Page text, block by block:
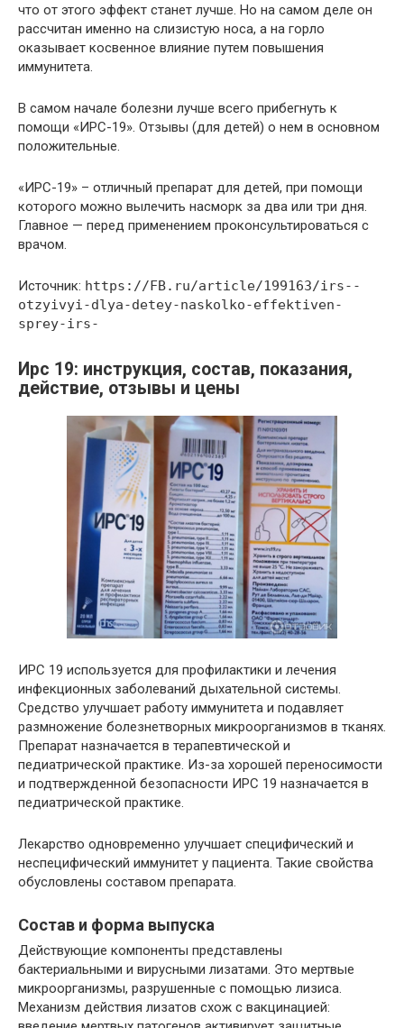
что от этого эффект станет лучше. Но на самом деле он
рассчитан именно на слизистую носа, а на горло
оказывает косвенное влияние путем повышения
иммунитета.
В самом начале болезни лучше всего прибегнуть к
помощи «ИРС-19». Отзывы (для детей) о нем в основном
положительные.
«ИРС-19» – отличный препарат для детей, при помощи
которого можно вылечить насморк за два или три дня.
Главное — перед применением проконсультироваться с
врачом.
Источник: https://FB.ru/article/199163/irs--
otzyivyi-dlya-detey-naskolko-effektiven-
sprey-irs-
Ирс 19: инструкция, состав, показания,
действие, отзывы и цены
ИРС 19 используется для профилактики и лечения
инфекционных заболеваний дыхательной системы.
Средство улучшает работу иммунитета и подавляет
размножение болезнетворных микроорганизмов в тканях.
Препарат назначается в терапевтической и
педиатрической практике. Из-за хорошей переносимости
и подтвержденной безопасности ИРС 19 назначается в
педиатрической практике.
Лекарство одновременно улучшает специфический и
неспецифический иммунитет у пациента. Такие свойства
обусловлены составом препарата.
Состав и форма выпуска
Действующие компоненты представлены
бактериальными и вирусными лизатами. Это мертвые
микроорганизмы, разрушенные с помощью лизиса.
Механизм действия лизатов схож с вакцинацией: